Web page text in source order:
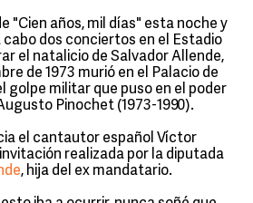
"Cien años, mil días" esta noche y
cabo dos conciertos en el Estadio
el natalicio de Salvador Allende,
de 1973 murió en el Palacio de
golpe militar que puso en el poder
Pinochet (1973-1990).
el cantautor español Víctor
realizada por la diputada
, hija del ex mandatario.